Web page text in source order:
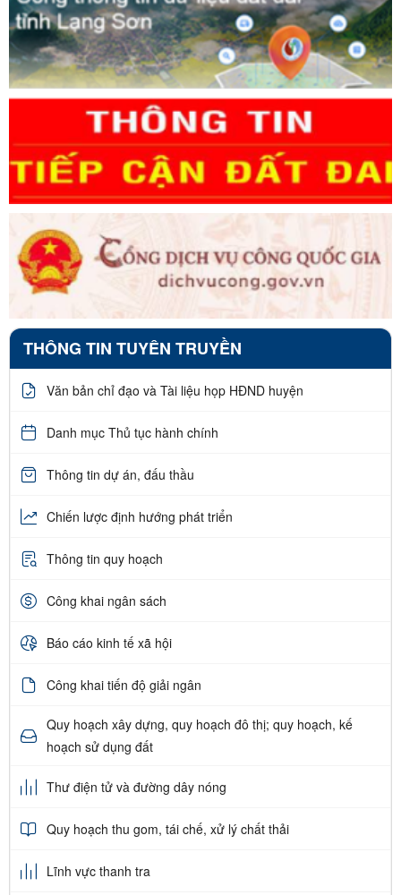
THÔNG TIN TUYÊN TRUYỀN
Văn bản chỉ đạo và Tài liệu họp HĐND huyện
Danh mục Thủ tục hành chính
Thông tin dự án, đấu thầu
Chiến lược định hướng phát triển
Thông tin quy hoạch
Công khai ngân sách
Báo cáo kinh tế xã hội
Công khai tiến độ giải ngân
Quy hoạch xây dựng, quy hoạch đô thị; quy hoạch, kế
hoạch sử dụng đất
Thư điện tử và đường dây nóng
Quy hoạch thu gom, tái chế, xử lý chất thải
Lĩnh vực thanh tra